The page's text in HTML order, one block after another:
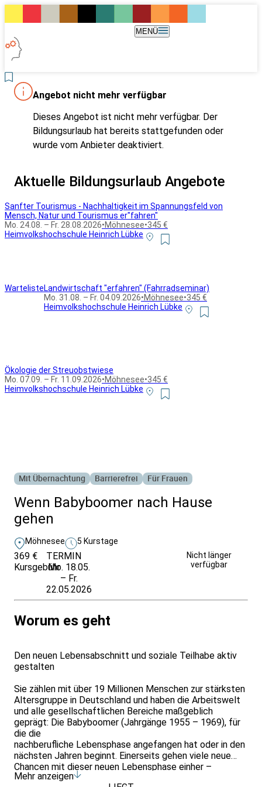
MENÜ
Angebot nicht mehr verfügbar
Dieses Angebot ist nicht mehr verfügbar. Der
Bildungsurlaub hat bereits stattgefunden oder
wurde vom Anbieter deaktiviert.
Aktuelle Bildungsurlaub Angebote
Sanfter Tourismus - Nachhaltigkeit im Spannungsfeld von
Mensch, Natur und Tourismus er"fahren"
Mo. 24.08. – Fr. 28.08.2026•Möhnesee•345 €
Heimvolkshochschule Heinrich Lübke
WartelisteLandwirtschaft "erfahren" (Fahrradseminar)
Mo. 31.08. – Fr. 04.09.2026•Möhnesee•345 €
Heimvolkshochschule Heinrich Lübke
Ökologie der Streuobstwiese
Mo. 07.09. – Fr. 11.09.2026•Möhnesee•345 €
Heimvolkshochschule Heinrich Lübke
Mit Übernachtung Barrierefrei Für Frauen
Wenn Babyboomer nach Hause
gehen
Möhnesee 5 Kurstage
369 €
Kursgebühr
TERMIN
Mo. 18.05.
– Fr.
22.05.2026
Nicht länger
verfügbar
Worum es geht
Den neuen Lebensabschnitt und soziale Teilhabe aktiv
gestalten
Sie zählen mit über 19 Millionen Menschen zur stärksten
Altersgruppe in Deutschland und haben die Arbeitswelt
und alle gesellschaftlichen Bereiche maßgeblich
geprägt: Die Babyboomer (Jahrgänge 1955 – 1969), für
die die
nachberufliche Lebensphase angefangen hat oder in den
nächsten Jahren beginnt. Einerseits gehen viele neue
Chancen mit dieser neuen Lebensphase einher –
anderseits begleiten sie viele Fragen und Sorgen: Wie
Mehr anzeigen